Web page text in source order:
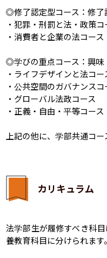
◎修了認定型コース：修了
・犯罪・刑罰と法・政策コ
・消費者と企業の法コース
◎学びの重点コース：興味
・ライフデザインと法コー
・公共空間のガバナンスコ
・グローバル法政コース
・正義・自由・平等コース
上記の他に、学部共通コー
カリキュラム
法学部生が履修すべき科
養教育科目に分けられます。